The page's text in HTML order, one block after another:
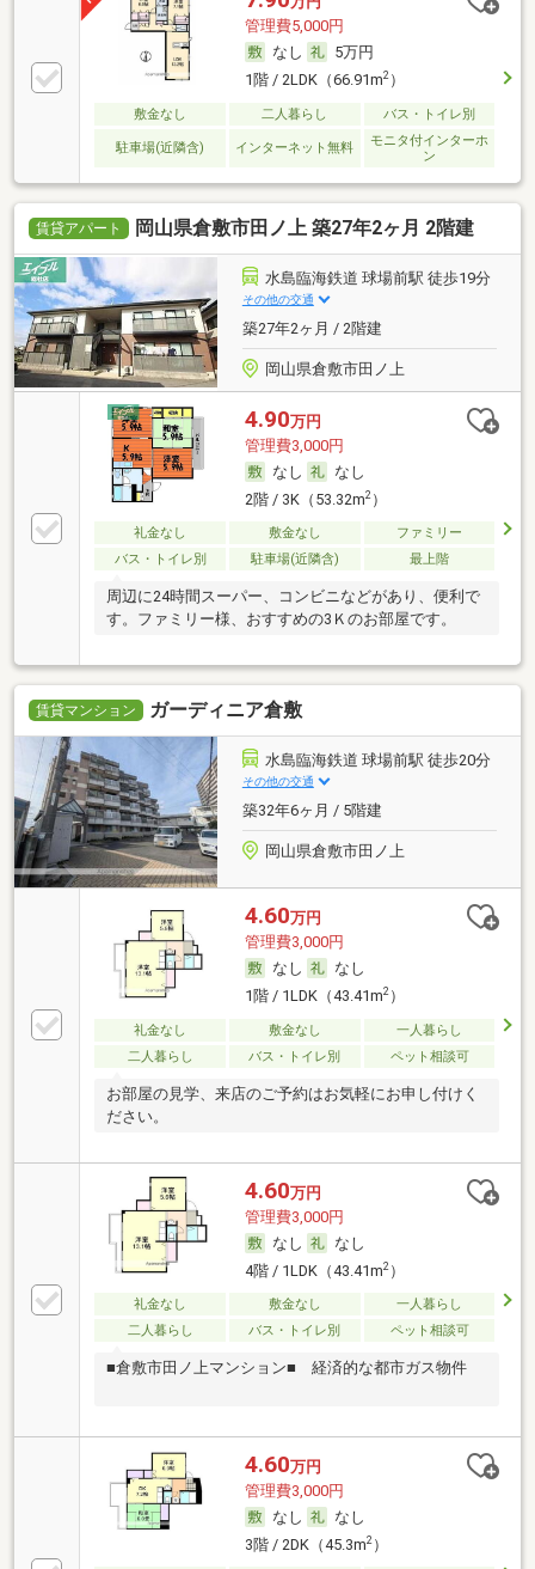
管理費5,000円
なし
5万円
1階 / 2LDK（66.91m2）
敷金なし 二人暮らし バス・トイレ別
駐車場(近隣含) インターネット無料
モニタ付インターホ
ン
賃貸アパート 岡山県倉敷市田ノ上 築27年2ヶ月 2階建
水島臨海鉄道 球場前駅 徒歩19分
その他の交通
築27年2ヶ月 / 2階建
岡山県倉敷市田ノ上
4.90万円
管理費3,000円
なし
なし
2階 / 3K（53.32m2）
礼金なし 敷金なし
ファミリー
バス・トイレ別
駐車場(近隣含) 最上階
周辺に24時間スーパー、コンビニなどがあり、便利で
す。ファミリー様、おすすめの3Ｋのお部屋です。
賃貸マンション ガーディニア倉敷
水島臨海鉄道 球場前駅 徒歩20分
その他の交通
築32年6ヶ月 / 5階建
岡山県倉敷市田ノ上
4.60万円
管理費3,000円
なし
なし
1階 / 1LDK（43.41m2）
礼金なし 敷金なし
一人暮らし
二人暮らし
バス・トイレ別 ペット相談可
お部屋の見学、来店のご予約はお気軽にお申し付けく
ださい。
4.60万円
管理費3,000円
なし
なし
4階 / 1LDK（43.41m2）
礼金なし 敷金なし
一人暮らし
二人暮らし
バス・トイレ別 ペット相談可
■倉敷市田ノ上マンション■ 経済的な都市ガス物件
4.60万円
管理費3,000円
なし
なし
3階 / 2DK（45.3m2）